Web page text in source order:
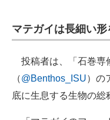
製造業のIT導入・活用を
モノづくり技術者専門サ
エレクトロニクス専門サ
マテガイは長細い
投稿者は、「石巻専
（@Benthos_ISU）の
底に生息する生物の総